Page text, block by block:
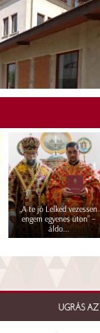
„A te jó Lelked vezessen
engem egyenes úton” –
áldo...
UGRÁS